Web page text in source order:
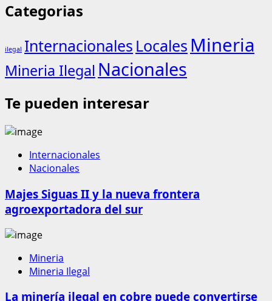
Categorias
ilegal Internacionales Locales Mineria
Mineria Ilegal Nacionales
Te pueden interesar
Internacionales
Nacionales
Majes Siguas II y la nueva frontera
agroexportadora del sur
Mineria
Mineria Ilegal
La minería ilegal en cobre puede convertirse